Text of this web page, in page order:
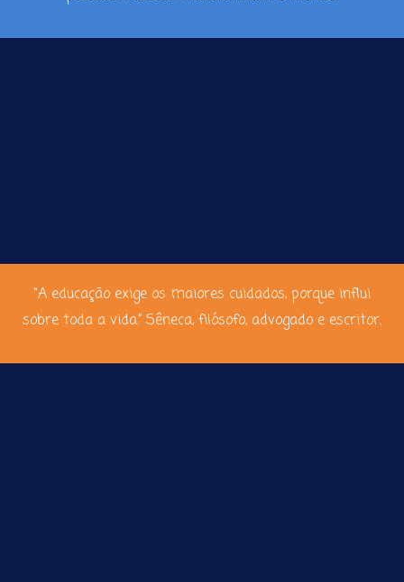
“A educação exige os maiores cuidados, porque influi
sobre toda a vida.” Sêneca, filósofo, advogado e escritor.